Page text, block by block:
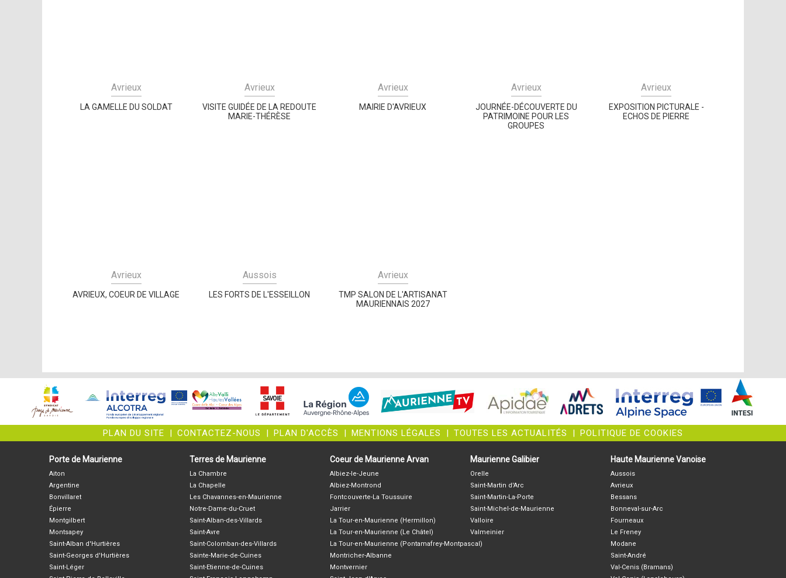
Avrieux
LA GAMELLE DU SOLDAT
Avrieux
VISITE GUIDÉE DE LA REDOUTE
MARIE-THÉRÈSE
Avrieux
MAIRIE D'AVRIEUX
Avrieux
JOURNÉE-DÉCOUVERTE DU
PATRIMOINE POUR LES
GROUPES
Avrieux
EXPOSITION PICTURALE -
ECHOS DE PIERRE
Avrieux
AVRIEUX, COEUR DE VILLAGE
Aussois
LES FORTS DE L'ESSEILLON
Avrieux
TMP SALON DE L'ARTISANAT
MAURIENNAIS 2027
PLAN DU SITE | CONTACTEZ-NOUS | PLAN D'ACCÈS | MENTIONS LÉGALES | TOUTES LES ACTUALITÉS | POLITIQUE DE COOKIES
Porte de Maurienne
Aiton
Argentine
Bonvillaret
Épierre
Montgilbert
Montsapey
Saint-Alban d'Hurtières
Saint-Georges d'Hurtières
Saint-Léger
Terres de Maurienne
La Chambre
La Chapelle
Les Chavannes-en-Maurienne
Notre-Dame-du-Cruet
Saint-Alban-des-Villards
Saint-Avre
Saint-Colomban-des-Villards
Sainte-Marie-de-Cuines
Saint-Etienne-de-Cuines
Coeur de Maurienne Arvan
Albiez-le-Jeune
Albiez-Montrond
Fontcouverte-La Toussuire
Jarrier
La Tour-en-Maurienne (Hermillon)
La Tour-en-Maurienne (Le Châtel)
La Tour-en-Maurienne (Pontamafrey-Montpascal)
Montricher-Albanne
Montvernier
Maurienne Galibier
Orelle
Saint-Martin d'Arc
Saint-Martin-La-Porte
Saint-Michel-de-Maurienne
Valloire
Valmeinier
Haute Maurienne Vanoise
Aussois
Avrieux
Bessans
Bonneval-sur-Arc
Fourneaux
Le Freney
Modane
Saint-André
Val-Cenis (Bramans)